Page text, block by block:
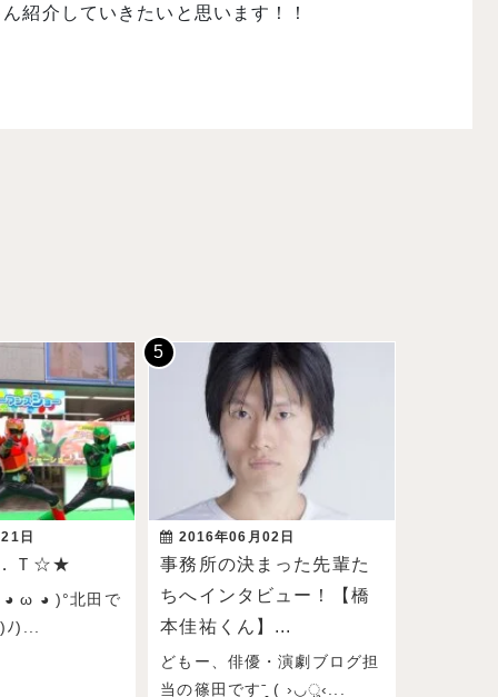
紹介していきたいと思います！！
日
Ｔ☆★
◕ ω ◕ )°北田で
)...
2016年06月02日
事務所の決まった先輩た
ちへインタビュー！【橋
本佳祐くん】...
どもー、俳優・演劇ブログ担
当の篠田ですˉ̞̭ ( ›◡ु‹...